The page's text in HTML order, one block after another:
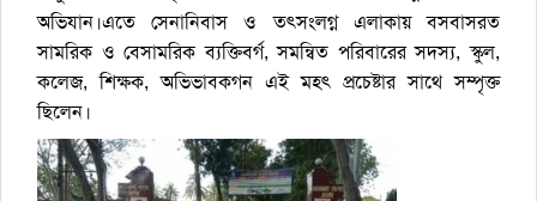
অভিযান।এতে সেনানিবাস ও তৎসংলগ্ন এলাকায় বসবাসরত
সামরিক ও বেসামরিক ব্যক্তিবর্গ, সমন্বিত পরিবারের সদস্য, স্কুল,
কলেজ, শিক্ষক, অভিভাবকগন এই মহৎ প্রচেষ্টার সাথে সম্পৃক্ত
ছিলেন।